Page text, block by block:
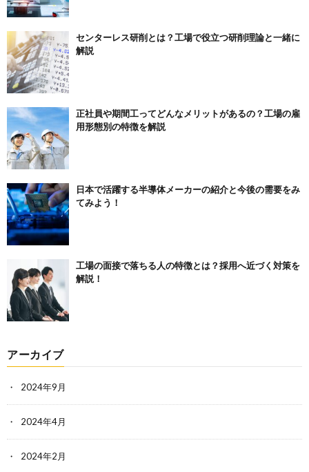
センターレス研削とは？工場で役立つ研削理論と一緒に
解説
正社員や期間工ってどんなメリットがあるの？工場の雇
用形態別の特徴を解説
日本で活躍する半導体メーカーの紹介と今後の需要をみ
てみよう！
工場の面接で落ちる人の特徴とは？採用へ近づく対策を
解説！
アーカイブ
2024年9月
2024年4月
2024年2月